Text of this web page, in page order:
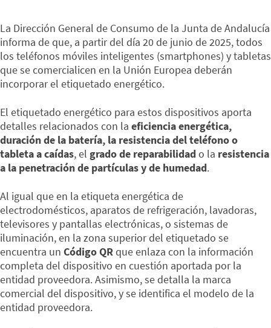
La Dirección General de Consumo de la Junta de Andalucía
informa de que, a partir del día 20 de junio de 2025, todos
los teléfonos móviles inteligentes (smartphones) y tabletas
que se comercialicen en la Unión Europea deberán
incorporar el etiquetado energético.
El etiquetado energético para estos dispositivos aporta
detalles relacionados con la eficiencia energética,
duración de la batería, la resistencia del teléfono o
tableta a caídas, el grado de reparabilidado la resistencia
a la penetración de partículas y de humedad.
Al igual que en la etiqueta energética de
electrodomésticos, aparatos de refrigeración, lavadoras,
televisores y pantallas electrónicas, o sistemas de
iluminación, en la zona superior del etiquetado se
encuentra un Código QRque enlaza con la información
completa del dispositivo en cuestión aportada por la
entidad proveedora. Asimismo, se detalla la marca
comercial del dispositivo, y se identifica el modelo de la
entidad proveedora.